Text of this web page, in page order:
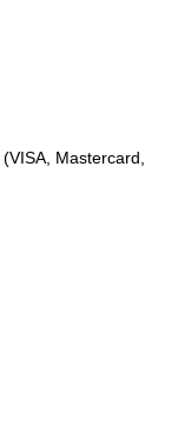
(VISA, Mastercard,